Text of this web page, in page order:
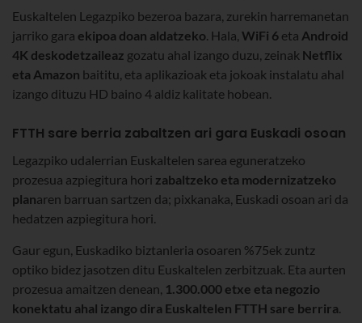
Euskaltelen Legazpiko bezeroa bazara, zurekin harremanetan
jarriko gara ekipoa doan aldatzeko. Hala, WiFi 6 eta Android
4K deskodetzaileaz gozatu ahal izango duzu, zeinak Netflix
eta Amazon baititu, eta aplikazioak eta jokoak instalatu ahal
izango dituzu HD baino 4 aldiz kalitate hobean.
FTTH sare berria zabaltzen ari gara Euskadi osoan
Legazpiko udalerrian Euskaltelen sarea eguneratzeko
prozesua azpiegitura hori zabaltzeko eta modernizatzeko
planaren barruan sartzen da; pixkanaka, Euskadi osoan ari da
hedatzen azpiegitura hori.
Gaur egun, Euskadiko biztanleria osoaren %75ek zuntz
optiko bidez jasotzen ditu Euskaltelen zerbitzuak. Eta aurten
prozesua amaitzen denean, 1.300.000 etxe eta negozio
konektatu ahal izango dira Euskaltelen FTTH sare berrira.